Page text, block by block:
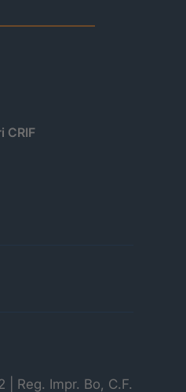
CRIF
| Reg. Impr. Bo, C.F.